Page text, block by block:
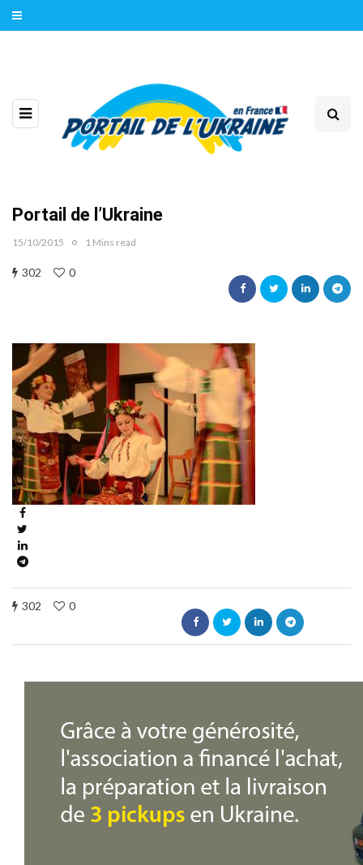
Portail de l’Ukraine
15/10/2015 1 Mins read
302 0
302 0